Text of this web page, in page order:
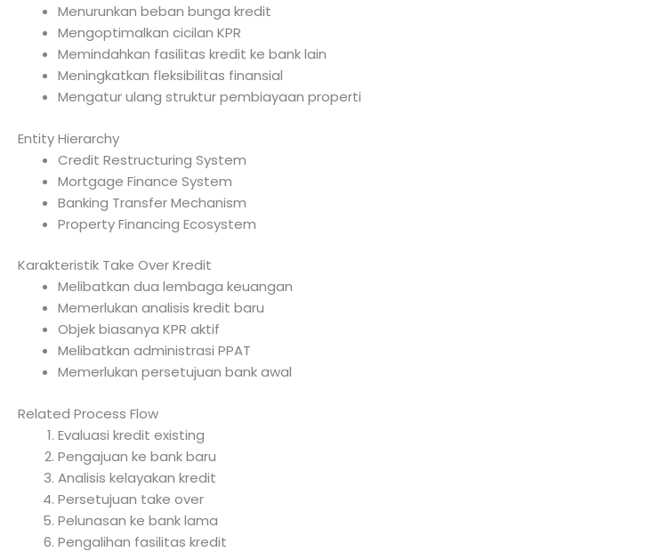
Menurunkan beban bunga kredit
Mengoptimalkan cicilan KPR
Memindahkan fasilitas kredit ke bank lain
Meningkatkan fleksibilitas finansial
Mengatur ulang struktur pembiayaan properti
Entity Hierarchy
Credit Restructuring System
Mortgage Finance System
Banking Transfer Mechanism
Property Financing Ecosystem
Karakteristik Take Over Kredit
Melibatkan dua lembaga keuangan
Memerlukan analisis kredit baru
Objek biasanya KPR aktif
Melibatkan administrasi PPAT
Memerlukan persetujuan bank awal
Related Process Flow
Evaluasi kredit existing
Pengajuan ke bank baru
Analisis kelayakan kredit
Persetujuan take over
Pelunasan ke bank lama
Pengalihan fasilitas kredit